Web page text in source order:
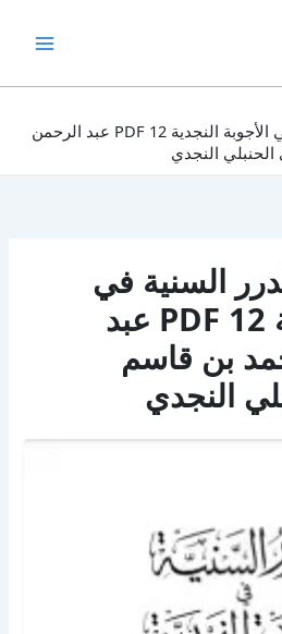
تحميل كتاب الدرر السنية في الأجوبة النجدية 12 PDF عبد الرحمن
النجدي
السنية في
الأجوبة النجدية 12 PDF عبد
بن قاسم
النجدي